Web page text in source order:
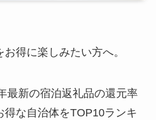
得に楽しみたい方へ。
最新の宿泊返礼品の還元率
得な自治体をTOP10ランキ